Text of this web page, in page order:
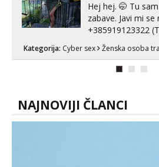
Hej hej. 🤭 Tu
zabave. Javi mi se
+385919123322
Whatsapp). 🤙 NE javljaj se na uzivo.
Hvala.
Kategorija: Cyber sex Ženska osoba
NAJNOVIJI ČLANCI